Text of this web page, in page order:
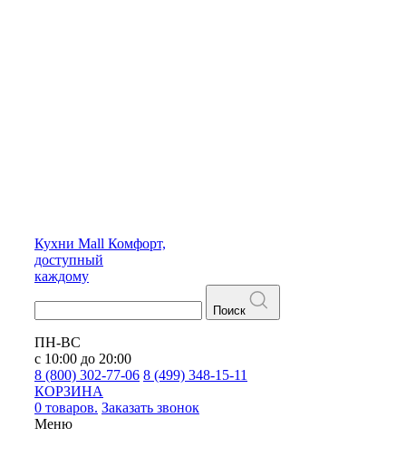
Кухни Mall Комфорт,
доступный
каждому
Поиск
ПН-ВС
с 10:00 до 20:00
8 (800) 302-77-06 8 (499) 348-15-11
КОРЗИНА
0 товаров. Заказать звонок
Меню